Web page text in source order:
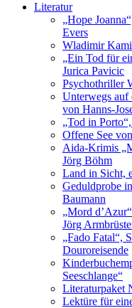
Literatur
„Hope
Evers
Wladimir
„Ein Tod für
Jurica Pavicic
Psychothriller
Unterwegs auf
von Hanns-
„Tod in
Offene See
Aida-Krimis
Jörg Böhm
Land in Sicht,
Geduldprobe
Baumann
„Mord
Jörg
„Fado Fatal“,
Douroreisende
Seeschlange“
Literaturpaket
Lektüre für